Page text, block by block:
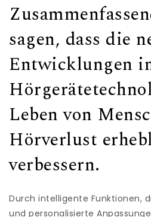
sagen, dass die
Entwicklungen
Leben von
Hörverlust
verbessern.
Durch intelligente Funktionen,
und personalisierte